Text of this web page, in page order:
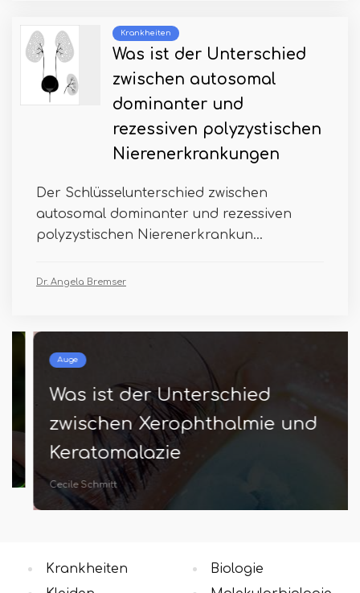
Krankheiten
Was ist der Unterschied
zwischen autosomal
dominanter und
rezessiven polyzystischen
Nierenerkrankungen
Der Schlüsselunterschied zwischen
autosomal dominanter und rezessiven
polyzystischen Nierenerkrankun...
Dr. Angela Bremser
Auge
Was ist der Unterschied
zwischen Xerophthalmie und
Keratomalazie
Cecile Schmitt
Krankheiten
Biologie